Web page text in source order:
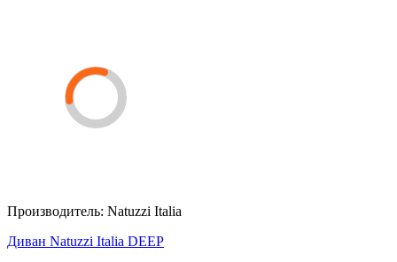
Производитель: Natuzzi Italia
Диван Natuzzi Italia DEEP